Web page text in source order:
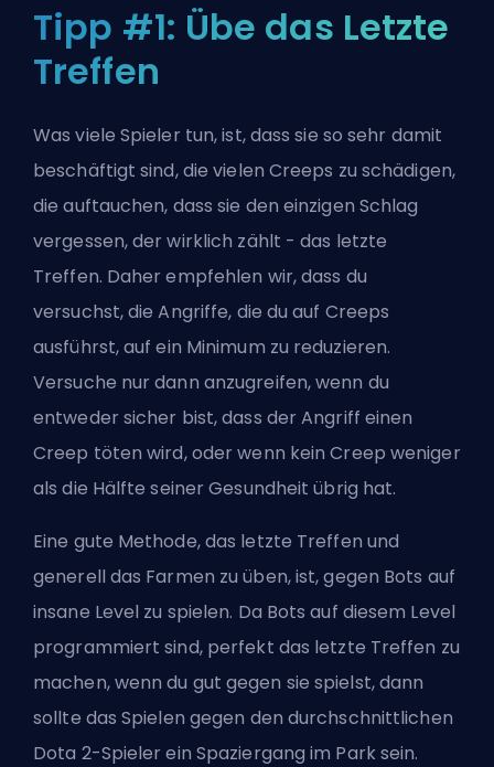
Tipp #1: Übe das Letzte
Treffen
Was viele Spieler tun, ist, dass sie so sehr damit
beschäftigt sind, die vielen Creeps zu schädigen,
die auftauchen, dass sie den einzigen Schlag
vergessen, der wirklich zählt - das letzte
Treffen. Daher empfehlen wir, dass du
versuchst, die Angriffe, die du auf Creeps
ausführst, auf ein Minimum zu reduzieren.
Versuche nur dann anzugreifen, wenn du
entweder sicher bist, dass der Angriff einen
Creep töten wird, oder wenn kein Creep weniger
als die Hälfte seiner Gesundheit übrig hat.
Eine gute Methode, das letzte Treffen und
generell das Farmen zu üben, ist, gegen Bots auf
insane Level zu spielen. Da Bots auf diesem Level
programmiert sind, perfekt das letzte Treffen zu
machen, wenn du gut gegen sie spielst, dann
sollte das Spielen gegen den durchschnittlichen
Dota 2-Spieler ein Spaziergang im Park sein.